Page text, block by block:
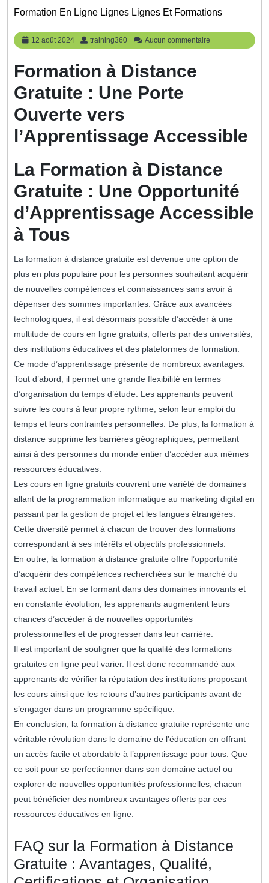
Formation En Ligne Lignes Lignes Et Formations
12 août 2024
12
août
training360 training360
Aucun commentaire
Formation à Distance
Gratuite : Une Porte
Ouverte vers
l’Apprentissage Accessible
La Formation à Distance
Gratuite : Une Opportunité
d’Apprentissage Accessible
à Tous
La formation à distance gratuite est devenue une option de
plus en plus populaire pour les personnes souhaitant acquérir
de nouvelles compétences et connaissances sans avoir à
dépenser des sommes importantes. Grâce aux avancées
technologiques, il est désormais possible d’accéder à une
multitude de cours en ligne gratuits, offerts par des universités,
des institutions éducatives et des plateformes de formation.
Ce mode d’apprentissage présente de nombreux avantages.
Tout d’abord, il permet une grande flexibilité en termes
d’organisation du temps d’étude. Les apprenants peuvent
suivre les cours à leur propre rythme, selon leur emploi du
temps et leurs contraintes personnelles. De plus, la formation à
distance supprime les barrières géographiques, permettant
ainsi à des personnes du monde entier d’accéder aux mêmes
ressources éducatives.
Les cours en ligne gratuits couvrent une variété de domaines
allant de la programmation informatique au marketing digital en
passant par la gestion de projet et les langues étrangères.
Cette diversité permet à chacun de trouver des formations
correspondant à ses intérêts et objectifs professionnels.
En outre, la formation à distance gratuite offre l’opportunité
d’acquérir des compétences recherchées sur le marché du
travail actuel. En se formant dans des domaines innovants et
en constante évolution, les apprenants augmentent leurs
chances d’accéder à de nouvelles opportunités
professionnelles et de progresser dans leur carrière.
Il est important de souligner que la qualité des formations
gratuites en ligne peut varier. Il est donc recommandé aux
apprenants de vérifier la réputation des institutions proposant
les cours ainsi que les retours d’autres participants avant de
s’engager dans un programme spécifique.
En conclusion, la formation à distance gratuite représente une
véritable révolution dans le domaine de l’éducation en offrant
un accès facile et abordable à l’apprentissage pour tous. Que
ce soit pour se perfectionner dans son domaine actuel ou
explorer de nouvelles opportunités professionnelles, chacun
peut bénéficier des nombreux avantages offerts par ces
ressources éducatives en ligne.
FAQ sur la Formation à Distance
Gratuite : Avantages, Qualité,